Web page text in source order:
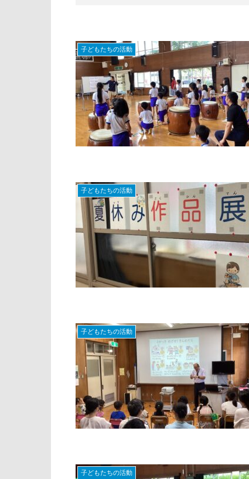
子どもたちの活動
子どもたちの活動
子どもたちの活動
子どもたちの活動